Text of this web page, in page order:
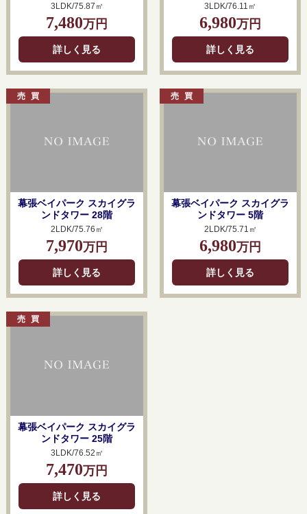
3LDK/75.87㎡
7,480万円
詳しく見る
3LDK/76.11㎡
6,980万円
詳しく見る
幕張ベイパーク スカイグラ
ンドタワー 28階
2LDK/75.76㎡
7,970万円
詳しく見る
幕張ベイパーク スカイグラ
ンドタワー 5階
2LDK/75.71㎡
6,980万円
詳しく見る
幕張ベイパーク スカイグラ
ンドタワー 25階
3LDK/76.52㎡
7,470万円
詳しく見る